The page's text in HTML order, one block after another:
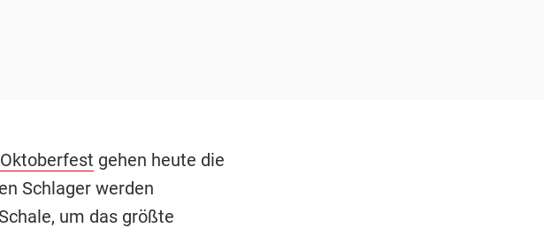
Oktoberfest gehen heute die
Schlager werden
um das größte